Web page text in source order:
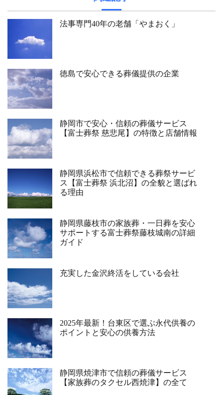
法事専門40年の老舗「やまおく」
徳島で安心できる葬儀提供の企業
静岡市で安心・信頼の葬儀サービス
【富士葬祭 慈悲尾】の特徴と店舗情報
静岡県浜松市で信頼できる葬祭サービ
ス【富士葬祭 浜北沼】の全貌と選ばれ
る理由
静岡県藤枝市の家族葬・一日葬を安心
サポートする富士葬祭藤枝城南の詳細
ガイド
充実した金沢終活をしている会社
2025年最新！台東区で選ぶ永代供養の
ポイントと安心の供養方法
静岡県焼津市で信頼の葬儀サービス
【家族葬のタクセル西焼津】の全て